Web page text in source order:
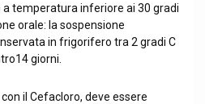
a temperatura inferiore ai 30 gradi
orale: la sospensione
in frigorifero tra 2 gradi C
giorni.
il Cefacloro, deve essere